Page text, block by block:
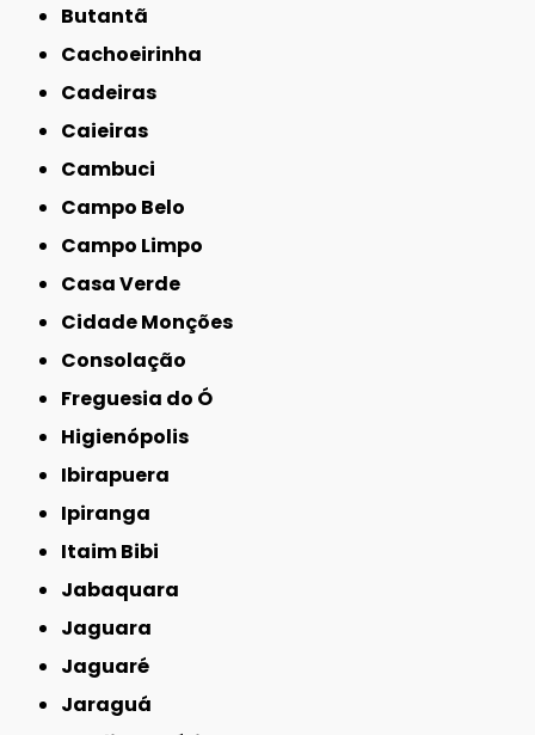
Butantã
Cachoeirinha
Cadeiras
Caieiras
Cambuci
Campo Belo
Campo Limpo
Casa Verde
Cidade Monções
Consolação
Freguesia do Ó
Higienópolis
Ibirapuera
Ipiranga
Itaim Bibi
Jabaquara
Jaguara
Jaguaré
Jaraguá